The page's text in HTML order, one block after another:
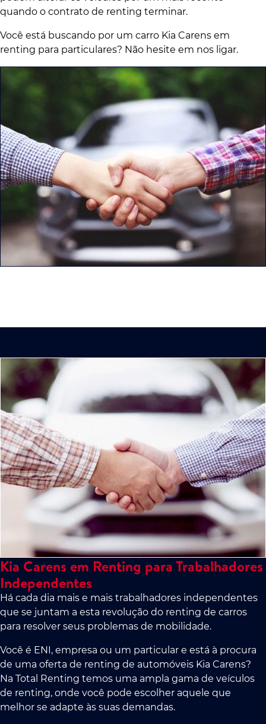
quando o contrato de renting terminar.
Você está buscando por um carro Kia Carens em
renting para particulares? Não hesite em nos ligar.
Kia Carens em Renting para Trabalhadores
Independentes
Há cada dia mais e mais trabalhadores independentes
que se juntam a esta revolução do renting de carros
para resolver seus problemas de mobilidade.
Você é ENI, empresa ou um particular e está à procura
de uma oferta de renting de automóveis Kia Carens?
Na Total Renting temos uma ampla gama de veículos
de renting, onde você pode escolher aquele que
melhor se adapte às suas demandas.